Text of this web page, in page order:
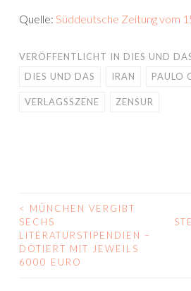
Quelle: Süddeutsche Zeitung vom
VERÖFFENTLICHT IN DIES UND
DIES UND DAS
IRAN PAULO
VERLAGSSZENE ZENSUR
BEITRAGS-
NAVIGATION
<
MÜNCHEN VERGIBT
SECHS
LITERATURSTIPENDIEN –
DOTIERT MIT JEWEILS
6000 EURO